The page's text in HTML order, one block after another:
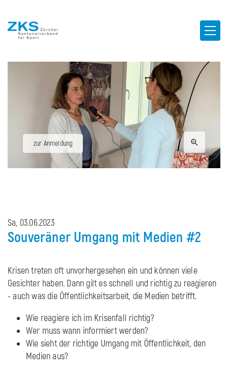
zur Anmeldung
Sa, 03.06.2023
Souveräner Umgang mit Medien #2
Krisen treten oft unvorhergesehen ein und können viele
Gesichter haben. Dann gilt es schnell und richtig zu reagieren
- auch was die Öffentlichkeitsarbeit, die Medien betrifft.
Wie reagiere ich im Krisenfall richtig?
Wer muss wann informiert werden?
Wie sieht der richtige Umgang mit Öffentlichkeit, den
Medien aus?